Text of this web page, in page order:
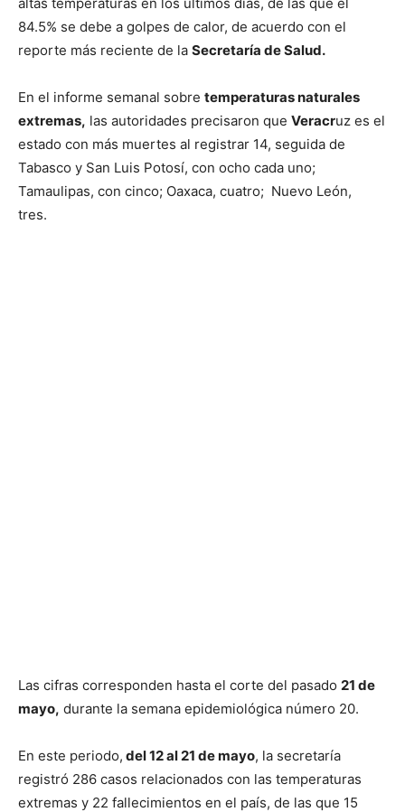
84.5% se debe a golpes de calor, de acuerdo con el
reporte más reciente de la Secretaría de Salud.
En el informe semanal sobre temperaturas naturales
extremas, las autoridades precisaron que Veracruz es el
estado con más muertes al registrar 14, seguida de
Tabasco y San Luis Potosí, con ocho cada uno;
Tamaulipas, con cinco; Oaxaca, cuatro; Nuevo León,
tres.
Las cifras corresponden hasta el corte del pasado 21 de
mayo, durante la semana epidemiológica número 20.
En este periodo, del 12 al 21 de mayo, la secretaría
registró 286 casos relacionados con las temperaturas
extremas y 22 fallecimientos en el país, de las que 15